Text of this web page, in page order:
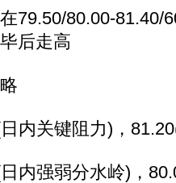
80.00-81.40/
后走高
关键阻力)，
强弱分水岭)，